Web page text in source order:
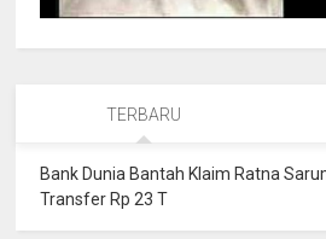
TERBARU
Bank Dunia Bantah Klaim Ratna
Transfer Rp 23 T